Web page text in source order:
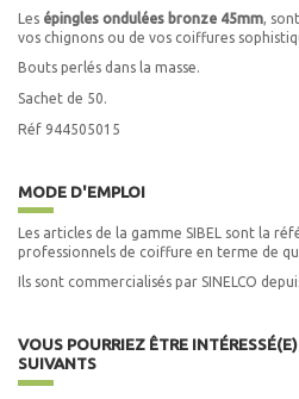
Les épingles ondulées bronze 45mm,
vos chignons ou de vos coiffures
Bouts perlés dans la masse.
Sachet de 50.
Réf 944505015
MODE D'EMPLOI
Les articles de la gamme SIBEL sont la
professionnels de coiffure en terme de
Ils sont commercialisés par SINELCO
VOUS POURRIEZ ÊTRE
SUIVANTS